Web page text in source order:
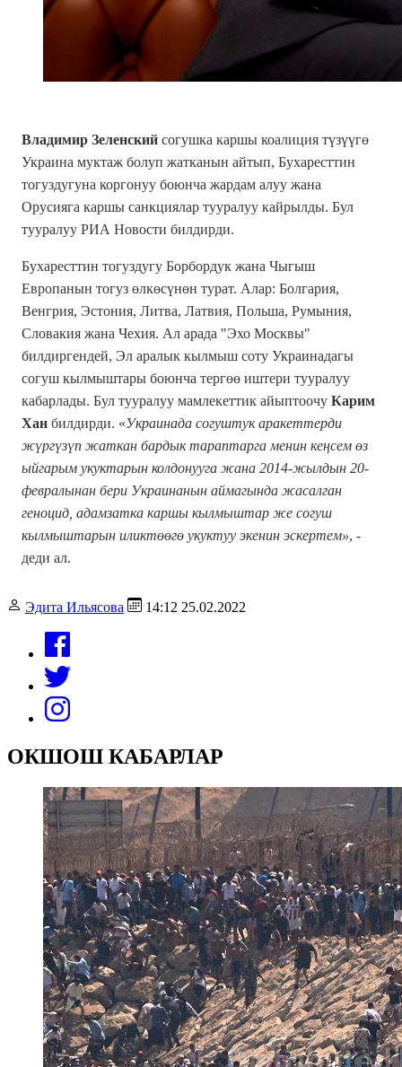
Владимир Зеленский согушка каршы коалиция түзүүгө
Украина муктаж болуп жатканын айтып, Бухаресттин
тогуздугуна коргонуу боюнча жардам алуу жана
Орусияга каршы санкциялар тууралуу кайрылды. Бул
тууралуу РИА Новости билдирди.
Бухаресттин тогуздугу Борбордук жана Чыгыш
Европанын тогуз өлкөсүнөн турат. Алар: Болгария,
Венгрия, Эстония, Литва, Латвия, Польша, Румыния,
Словакия жана Чехия. Ал арада "Эхо Москвы"
билдиргендей, Эл аралык кылмыш соту Украинадагы
согуш кылмыштары боюнча тергөө иштери тууралуу
кабарлады. Бул тууралуу мамлекеттик айыптоочу Карим
Хан билдирди. «Украинада согуштук аракеттерди
жүргүзүп жаткан бардык тараптарга менин кеңсем өз
ыйгарым укуктарын колдонууга жана 2014-жылдын 20-
февралынан бери Украинанын аймагында жасалган
геноцид, адамзатка каршы кылмыштар же согуш
кылмыштарын иликтөөгө укуктуу экенин эскертем», -
деди ал.
Эдита Ильясова 14:12 25.02.2022
ОКШОШ КАБАРЛАР